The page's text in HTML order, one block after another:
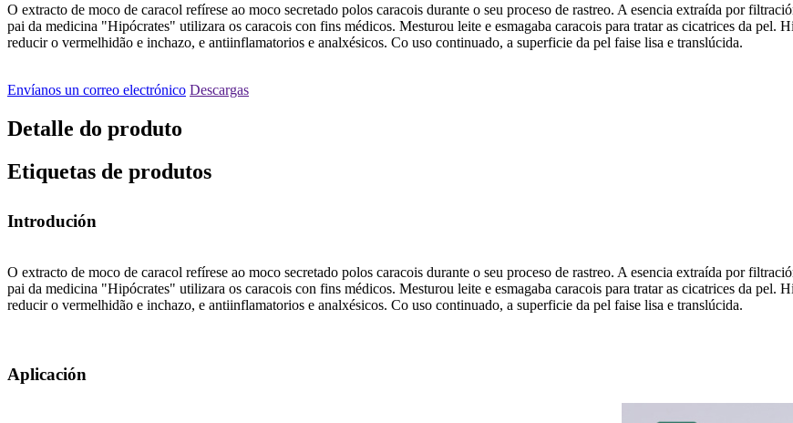
O extracto de moco de caracol refírese ao moco secretado polos caracois durante o seu proceso de rastreo. A esencia extraída por
pai da medicina "Hipócrates" utilizara os caracois con fins médicos. Mesturou leite e esmagaba caracois para tratar as cicatrices da pel.
reducir o vermelhidão e inchazo, e antiinflamatorios e analxésicos. Co uso continuado, a superficie da pel faise lisa e translúcida.
Envíanos un correo electrónico Descargas
Detalle do produto
Etiquetas de produtos
Introdución
O extracto de moco de caracol refírese ao moco secretado polos caracois durante o seu proceso de rastreo. A esencia extraída por
pai da medicina "Hipócrates" utilizara os caracois con fins médicos. Mesturou leite e esmagaba caracois para tratar as cicatrices da pel.
reducir o vermelhidão e inchazo, e antiinflamatorios e analxésicos. Co uso continuado, a superficie da pel faise lisa e translúcida.
Aplicación